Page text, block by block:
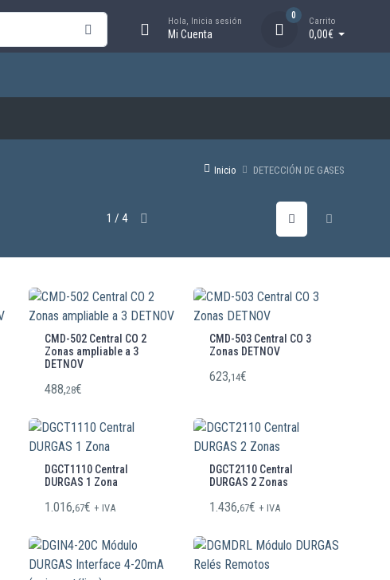
Hola, Inicia sesión
Mi Cuenta
0
Carrito
0,00€
Inicio DETECCIÓN DE GASES
1 / 4
CMD-502 Central CO 2
Zonas ampliable a 3
DETNOV
488,28€
CMD-503 Central CO 3
Zonas DETNOV
623,14€
DGCT1110 Central
DURGAS 1 Zona
1.016,67€ + IVA
DGCT2110 Central
DURGAS 2 Zonas
1.436,67€ + IVA